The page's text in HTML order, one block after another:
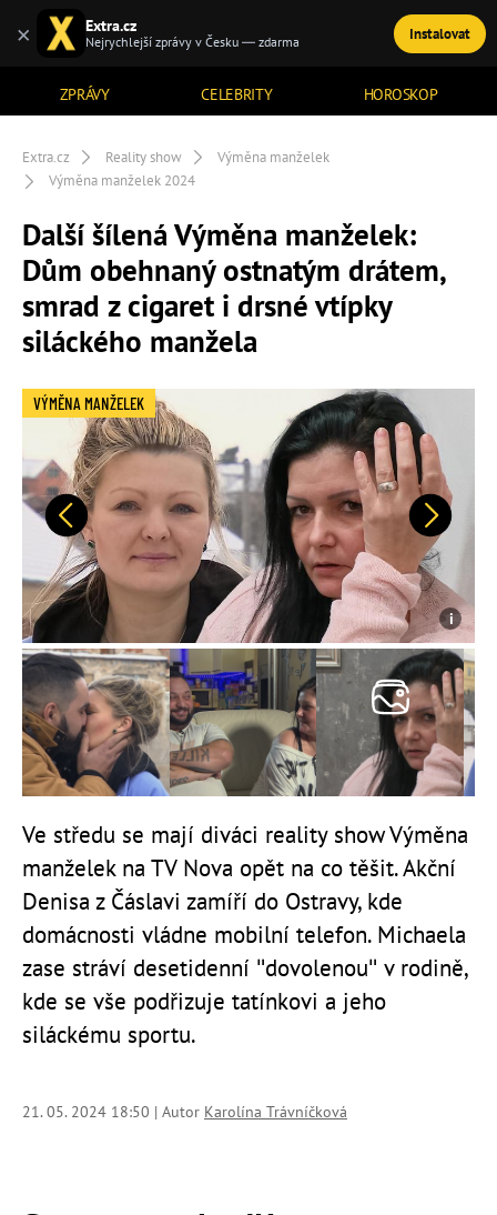
ZPRÁVY CELEBRITY HOROSKOP
TÉMATA
Extra.cz Reality show
Výměna manželek
Výměna manželek 2024
Další šílená Výměna manželek:
Dům obehnaný ostnatým drátem,
smrad z cigaret i drsné vtípky
siláckého manžela
Předchozí Další
VÝMĚNA MANŽELEK
Ve středu se mají diváci reality show Výměna
manželek na TV Nova opět na co těšit. Akční
Denisa z Čáslavi zamíří do Ostravy, kde
domácnosti vládne mobilní telefon. Michaela
zase stráví desetidenní "dovolenou" v rodině,
kde se vše podřizuje tatínkovi a jeho
siláckému sportu.
21. 05. 2024 18:50 | Autor Karolína Trávníčková
× Extra.cz
Nejrychlejší zprávy v Česku — zdarma Instalovat